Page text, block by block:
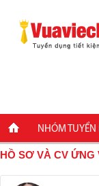
NHÓM
HỒ SƠ VÀ CV ỨNG